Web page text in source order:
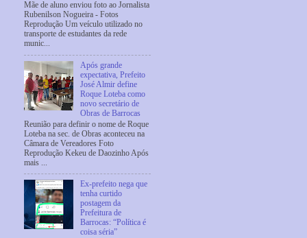
Mãe de aluno enviou foto ao Jornalista
Rubenilson Nogueira - Fotos
Reprodução Um veículo utilizado no
transporte de estudantes da rede
munic...
Após grande
expectativa, Prefeito
José Almir define
Roque Loteba como
novo secretário de
Obras de Barrocas
Reunião para definir o nome de Roque
Loteba na sec. de Obras aconteceu na
Câmara de Vereadores Foto
Reprodução Kekeu de Daozinho Após
mais ...
Ex-prefeito nega que
tenha curtido
postagem da
Prefeitura de
Barrocas: “Política é
coisa séria”